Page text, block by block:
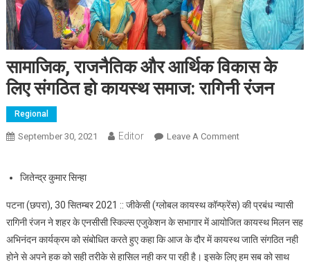
सामाजिक, राजनैतिक और आर्थिक विकास के
लिए संगठित हो कायस्थ समाज: रागिनी रंजन
Regional
September 30, 2021 Editor Leave A CommentOn सामाजिक,
समाज: रागिनी रंजन
जितेन्द्र कुमार सिन्हा
पटना (छपरा), 30 सितम्बर 2021 :: जीकेसी (ग्लोबल कायस्थ कॉन्फ्रेंस) की प्रबंध न्यासी
रागिनी रंजन ने शहर के एनसीसी स्किल्स एजुकेशन के सभागार में आयोजित कायस्थ मिलन सह
अभिनंदन कार्यक्रम को संबोधित करते हुए कहा कि आज के दौर में कायस्थ जाति संगठित नही
होने से अपने हक को सही तरीके से हासिल नही कर पा रही है। इसके लिए हम सब को साथ